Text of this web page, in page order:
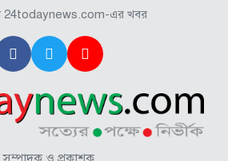
এর খবর